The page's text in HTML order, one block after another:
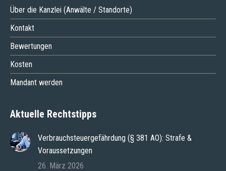
Über die Kanzlei (Anwälte / Standorte)
Kontakt
Bewertungen
Kosten
Mandant werden
Aktuelle Rechtstipps
Verbrauchsteuergefährdung (§ 381 AO): Strafe &
Voraussetzungen
26. März 2026